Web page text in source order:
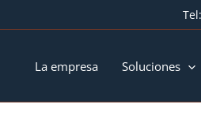
Tel:
La empresa Soluciones